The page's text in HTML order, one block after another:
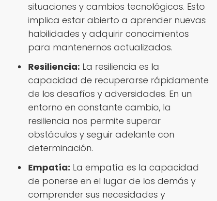
situaciones y cambios tecnológicos. Esto
implica estar abierto a aprender nuevas
habilidades y adquirir conocimientos
para mantenernos actualizados.
Resiliencia: La resiliencia es la
capacidad de recuperarse rápidamente
de los desafíos y adversidades. En un
entorno en constante cambio, la
resiliencia nos permite superar
obstáculos y seguir adelante con
determinación.
Empatía: La empatía es la capacidad
de ponerse en el lugar de los demás y
comprender sus necesidades y